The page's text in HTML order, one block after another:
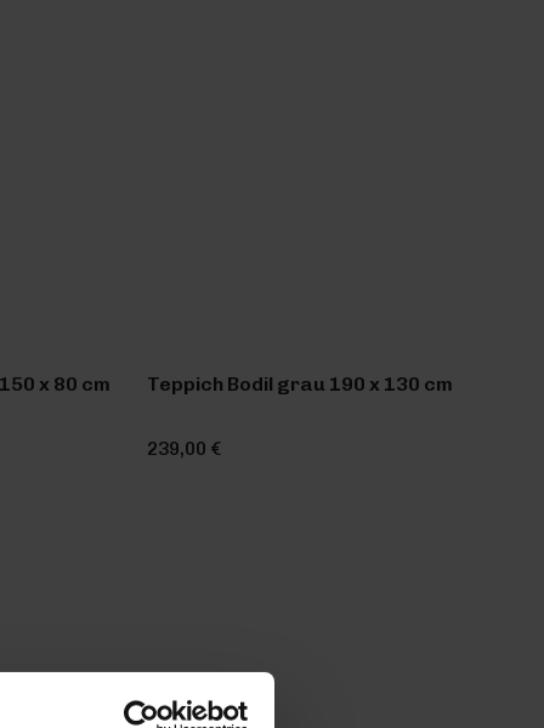
x 80 cm Teppich Bodil grau 190 x 130 cm
239,00 €